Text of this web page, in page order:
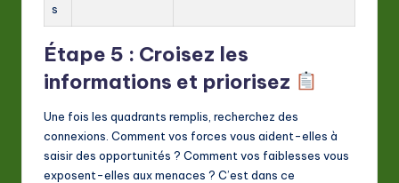
s
Étape 5 : Croisez les
informations et priorisez
Une fois les quadrants remplis, recherchez des
connexions. Comment vos forces vous aident-elles à
saisir des opportunités ? Comment vos faiblesses vous
exposent-elles aux menaces ? C’est dans ce